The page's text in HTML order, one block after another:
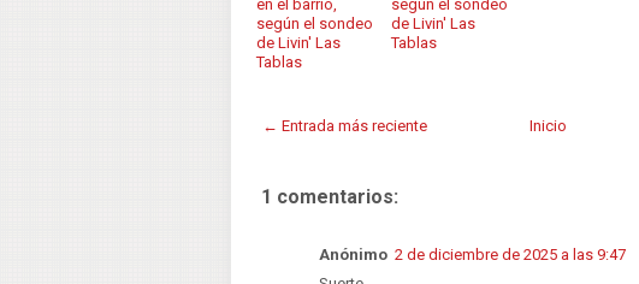
en el barrio,
según el sondeo
de Livin' Las
Tablas
según el sondeo
de Livin' Las
Tablas
← Entrada más reciente Inicio
1 comentarios:
Anónimo 2 de diciembre de 2025 a las 9:47